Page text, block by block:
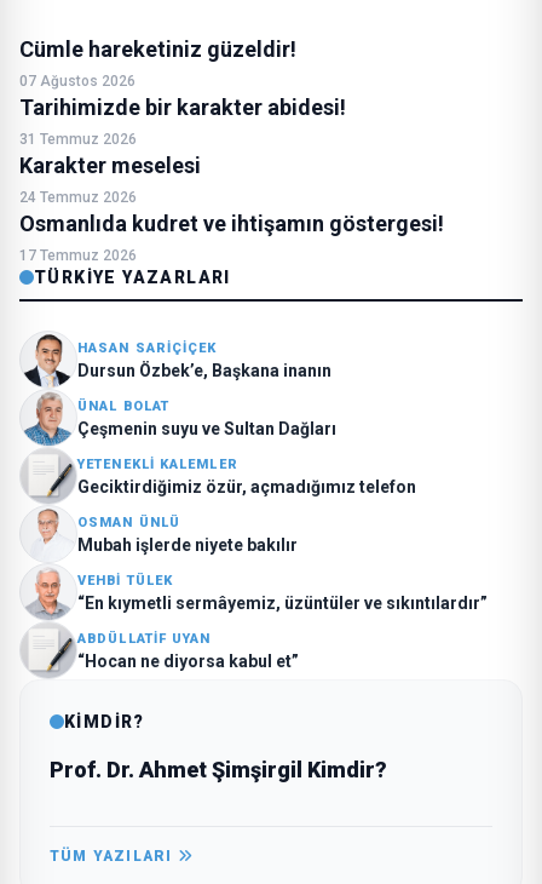
Cümle hareketiniz güzeldir!
07 Ağustos 2026
Tarihimizde bir karakter abidesi!
31 Temmuz 2026
Karakter meselesi
24 Temmuz 2026
Osmanlıda kudret ve ihtişamın göstergesi!
17 Temmuz 2026
TÜRKIYE YAZARLARI
HASAN SARIÇIÇEK
Dursun Özbek’e, Başkana inanın
ÜNAL BOLAT
Çeşmenin suyu ve Sultan Dağları
YETENEKLI KALEMLER
Geciktirdiğimiz özür, açmadığımız telefon
OSMAN ÜNLÜ
Mubah işlerde niyete bakılır
VEHBI TÜLEK
“En kıymetli sermâyemiz, üzüntüler ve sıkıntılardır”
ABDÜLLATIF UYAN
“Hocan ne diyorsa kabul et”
KİMDİR?
Prof. Dr. Ahmet Şimşirgil Kimdir?
TÜM YAZILARI